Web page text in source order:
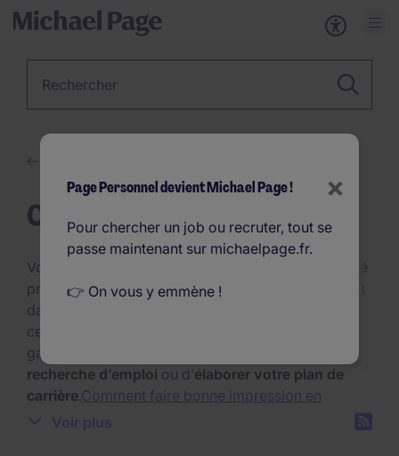
Carrière
Vous êtes à la recherche d’une nouvelle opportunité
professionnelle ou vous vous trouvez à un tournant
dans votre carrière ? Afin d’aborder sereinement
ces nouvelles étapes, découvrez nos conseils à
garder à l’esprit au moment d’
recherche d’emploi ou d’élaborer votre plan de
carrière.Comment faire bonne impression en
×
Page Personnel devient Michael Page !
Pour chercher un job ou recruter, tout se
passe maintenant sur michaelpage.fr.
👉 On vous y emmène !